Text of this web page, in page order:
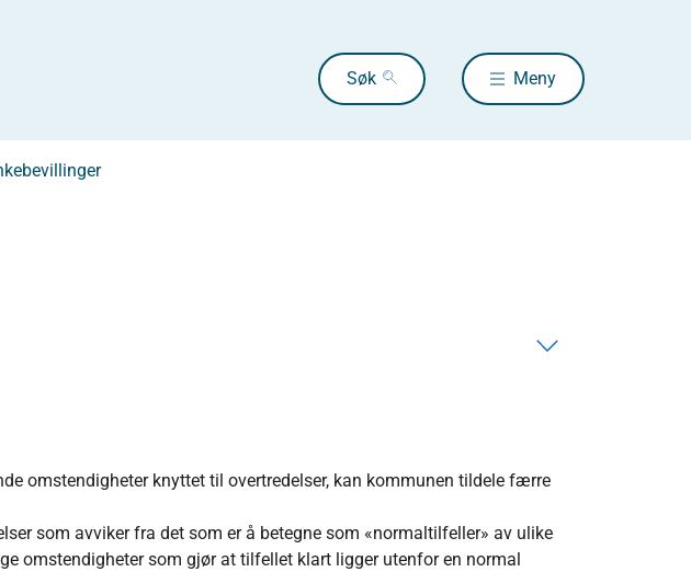
Søk Meny
omstendigheter knyttet til overtredelser, kan kommunen tildele færre
som avviker fra det som er å betegne som «normaltilfeller» av ulike
omstendigheter som gjør at tilfellet klart ligger utenfor en normal